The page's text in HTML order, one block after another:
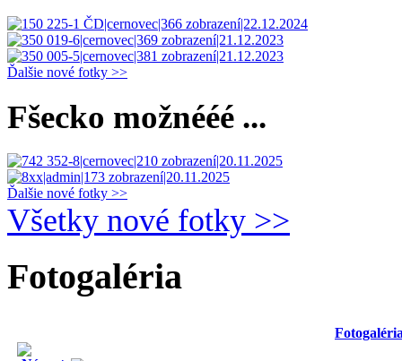
Ďalšie nové fotky >>
Fšecko možnééé ...
Ďalšie nové fotky >>
Všetky nové fotky >>
Fotogaléria